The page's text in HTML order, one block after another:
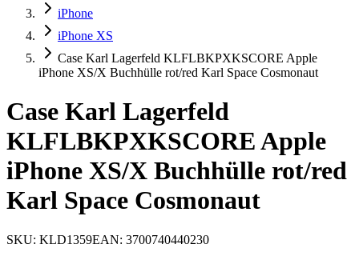
iPhone
iPhone XS
Case Karl Lagerfeld KLFLBKPXKSCORE Apple
iPhone XS/X Buchhülle rot/red Karl Space Cosmonaut
Case Karl Lagerfeld
KLFLBKPXKSCORE Apple
iPhone XS/X Buchhülle rot/red
Karl Space Cosmonaut
SKU: KLD1359EAN: 3700740440230